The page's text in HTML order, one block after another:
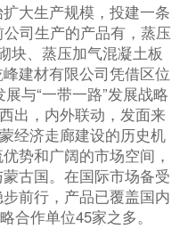
生产规模，投建一条
司生产的产品有，蒸压
块、蒸压加气混凝土板
建材有限公司凭借区位
与“一带一路”发展战略
出，内外联动，发面来
经济走廊建设的历史机
势和广阔的市场空间，
古国。在国际市场备受
前行，产品已覆盖国内
合作单位45家之多。